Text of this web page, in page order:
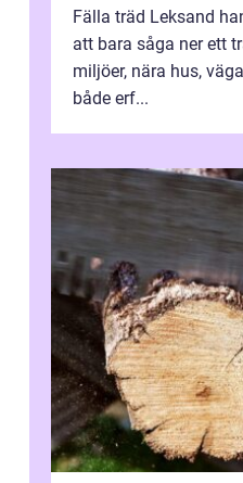
Fälla träd Leksand
att bara såga ner ett
miljöer, nära hus,
både erf...